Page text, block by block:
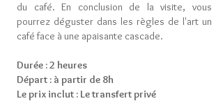
du café. En conclusion de la visite, vous
pourrez déguster dans les règles de l'art un
café face à une apaisante cascade.
Durée : 2 heures
Départ : à partir de 8h
Le prix inclut : Le transfert privé